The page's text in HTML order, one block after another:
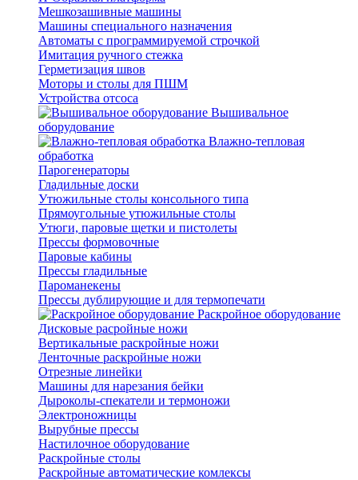
Мешкозашивные машины
Машины специального назначения
Автоматы с программируемой строчкой
Имитация ручного стежка
Герметизация швов
Моторы и столы для ПШМ
Устройства отсоса
Вышивальное
оборудование
Влажно-тепловая
обработка
Парогенераторы
Гладильные доски
Утюжильные столы консольного типа
Прямоугольные утюжильные столы
Утюги, паровые щетки и пистолеты
Прессы формовочные
Паровые кабины
Прессы гладильные
Пароманекены
Прессы дублирующие и для термопечати
Раскройное оборудование
Дисковые расройные ножи
Вертикальные раскройные ножи
Ленточные раскройные ножи
Отрезные линейки
Машины для нарезания бейки
Дыроколы-спекатели и термоножи
Электроножницы
Вырубные прессы
Настилочное оборудование
Раскройные столы
Раскройные автоматические комлексы